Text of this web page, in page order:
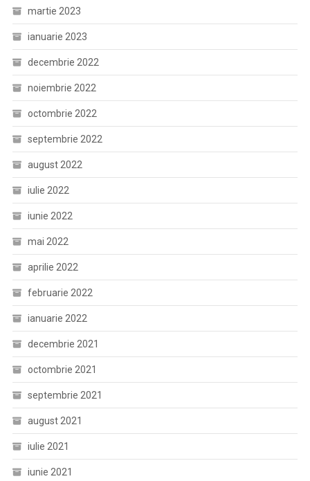
martie 2023
ianuarie 2023
decembrie 2022
noiembrie 2022
octombrie 2022
septembrie 2022
august 2022
iulie 2022
iunie 2022
mai 2022
aprilie 2022
februarie 2022
ianuarie 2022
decembrie 2021
octombrie 2021
septembrie 2021
august 2021
iulie 2021
iunie 2021